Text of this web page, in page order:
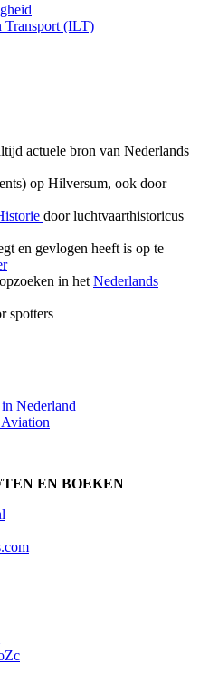
Transport (ILT)
actuele bron van Nederlands
op Hilversum, ook door
door luchtvaarthistoricus
en gevlogen heeft is op te
in het Nederlands
spotters
Nederland
EN BOEKEN